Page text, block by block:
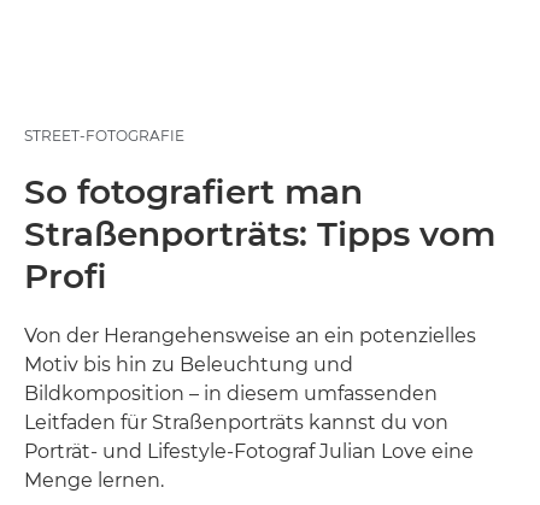
STREET-FOTOGRAFIE
So fotografiert man
Straßenporträts: Tipps vom
Profi
Von der Herangehensweise an ein potenzielles
Motiv bis hin zu Beleuchtung und
Bildkomposition – in diesem umfassenden
Leitfaden für Straßenporträts kannst du von
Porträt- und Lifestyle-Fotograf Julian Love eine
Menge lernen.